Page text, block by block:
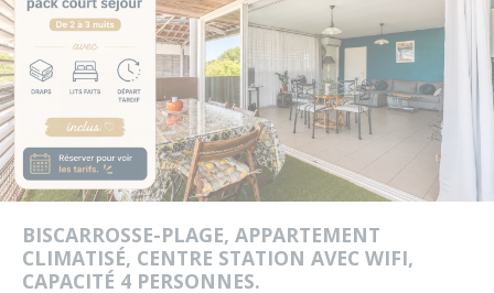
BISCARROSSE-PLAGE, APPARTEMENT
CLIMATISÉ, CENTRE STATION AVEC WIFI,
CAPACITÉ 4 PERSONNES.